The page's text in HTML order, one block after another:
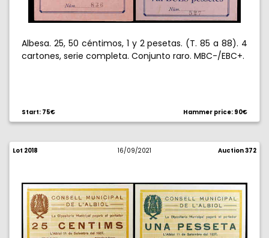
Albesa. 25, 50 céntimos, 1 y 2 pesetas. (T. 85 a 88). 4
cartones, serie completa. Conjunto raro. MBC-/EBC+.
Start: 75€ Hammer price: 90€
Lot 2018 16/09/2021 Auction 372